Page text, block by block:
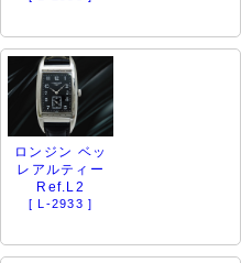
ロンジン ベッ
レアルティー
Ref.L2
[ L-2933 ]